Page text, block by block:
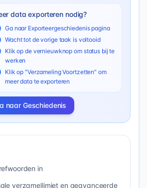
data exporteren nodig?
Ga naar Exporteergeschiedenis pagina
Wacht tot de vorige taak is voltooid
Klik op de vernieuwknop om status bij te
werken
Klik op "Verzameling Voortzetten" om
meer data te exporteren
naar Geschiedenis
in
verzamellimiet en geavanceerde